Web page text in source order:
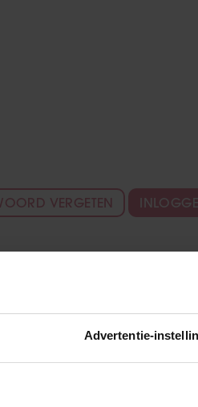
Advertentie-
VERGETEN